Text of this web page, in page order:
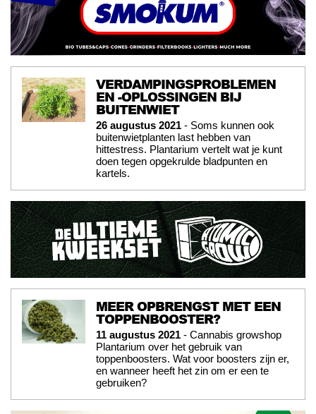
VERDAMPINGSPROBLEMEN
EN -OPLOSSINGEN BIJ
BUITENWIET
26 augustus 2021 - Soms kunnen ook
buitenwietplanten last hebben van
hittestress. Plantarium vertelt wat je kunt
doen tegen opgekrulde bladpunten en
kartels.
MEER OPBRENGST MET EEN
TOPPENBOOSTER?
11 augustus 2021 - Cannabis growshop
Plantarium over het gebruik van
toppenboosters. Wat voor boosters zijn er,
en wanneer heeft het zin om er een te
gebruiken?